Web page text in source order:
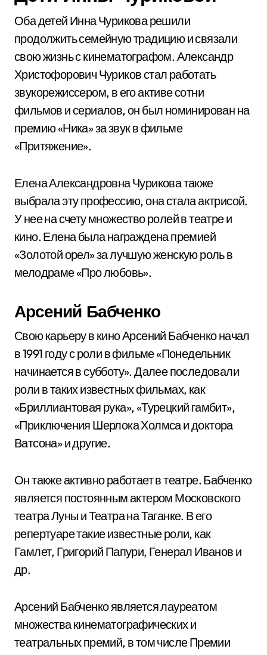
Оба детей Инна Чурикова решили
продолжить семейную традицию и связали
свою жизнь с кинематографом. Александр
Христофорович Чуриков стал работать
звукорежиссером, в его активе сотни
фильмов и сериалов, он был номинирован на
премию «Ника» за звук в фильме
«Притяжение».
Елена Александровна Чурикова также
выбрала эту профессию, она стала актрисой.
У нее на счету множество ролей в театре и
кино. Елена была награждена премией
«Золотой орел» за лучшую женскую роль в
мелодраме «Про любовь».
Арсений Бабченко
Свою карьеру в кино Арсений Бабченко начал
в 1991 году с роли в фильме «Понедельник
начинается в субботу». Далее последовали
роли в таких известных фильмах, как
«Бриллиантовая рука», «Турецкий гамбит»,
«Приключения Шерлока Холмса и доктора
Ватсона» и другие.
Он также активно работает в театре. Бабченко
является постоянным актером Московского
театра Луны и Театра на Таганке. В его
репертуаре такие известные роли, как
Гамлет, Григорий Папури, Генерал Иванов и
др.
Арсений Бабченко является лауреатом
множества кинематографических и
театральных премий, в том числе Премии